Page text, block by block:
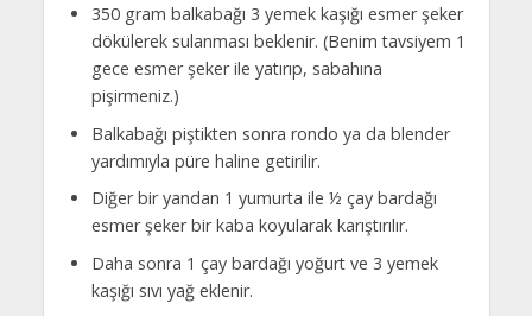
350 gram balkabağı 3 yemek kaşığı esmer şeker
dökülerek sulanması beklenir. (Benim tavsiyem 1
gece esmer şeker ile yatırıp, sabahına
pişirmeniz.)
Balkabağı piştikten sonra rondo ya da blender
yardımıyla püre haline getirilir.
Diğer bir yandan 1 yumurta ile ½ çay bardağı
esmer şeker bir kaba koyularak karıştırılır.
Daha sonra 1 çay bardağı yoğurt ve 3 yemek
kaşığı sıvı yağ eklenir.